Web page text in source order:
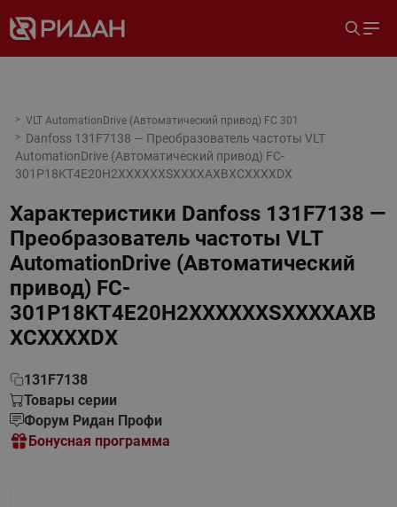
VLT AutomationDrive (Автоматический привод) FC 301
Danfoss 131F7138 — Преобразователь частоты VLT
AutomationDrive (Автоматический привод) FC-
301P18KT4E20H2XXXXXXSXXXXAXBXCXXXXDX
Характеристики Danfoss 131F7138 —
Преобразователь частоты VLT
AutomationDrive (Автоматический
привод) FC-
301P18KT4E20H2XXXXXXSXXXXAXB
XCXXXXDX
131F7138
Товары серии
Форум Ридан Профи
Бонусная программа